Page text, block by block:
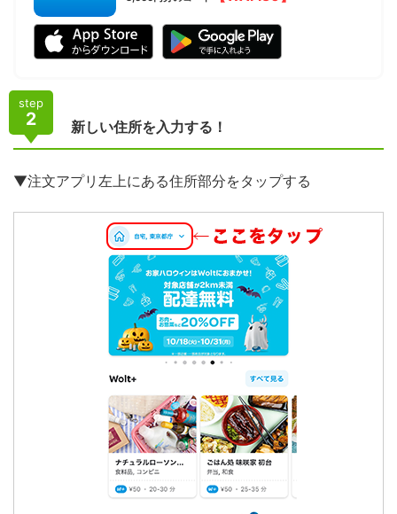
step
2 新しい住所を入力する！
▼注文アプリ左上にある住所部分をタップする